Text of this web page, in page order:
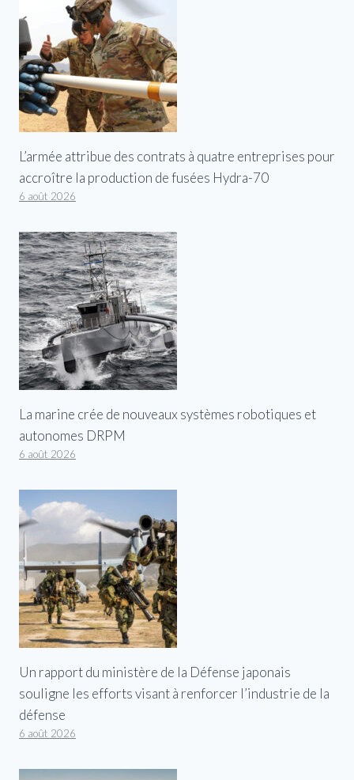
L’armée attribue des contrats à quatre entreprises pour
accroître la production de fusées Hydra-70
6 août 2026
La marine crée de nouveaux systèmes robotiques et
autonomes DRPM
6 août 2026
Un rapport du ministère de la Défense japonais
souligne les efforts visant à renforcer l’industrie de la
défense
6 août 2026